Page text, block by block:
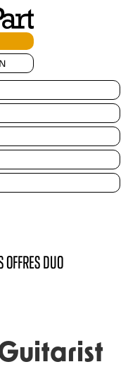
DUO